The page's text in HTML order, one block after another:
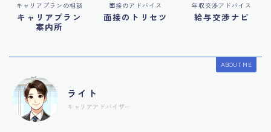
キャリアプランの相談
キャリアプラン
案内所
面接のアドバイス
面接のトリセツ
年収交渉アドバイス
給与交渉ナビ
ABOUT ME
ライト
キャリアアドバイザー